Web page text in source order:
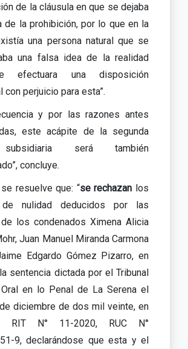
de la cláusula en que se dejaba
de la prohibición, por lo que en la
una persona natural que se
una falsa idea de la realidad
efectuara una disposición
con perjuicio para esta”.
y por las razones antes
este acápite de la segunda
será también
concluye.
resuelve que: “se rechazan los
de nulidad deducidos por las
los condenados Ximena Alicia
Juan Manuel Miranda Carmona
Edgardo Gómez Pizarro, en
sentencia dictada por el Tribunal
en lo Penal de La Serena el
diciembre de dos mil veinte, en
RIT N° 11-2020, RUC N°
9, declarándose que esta y el